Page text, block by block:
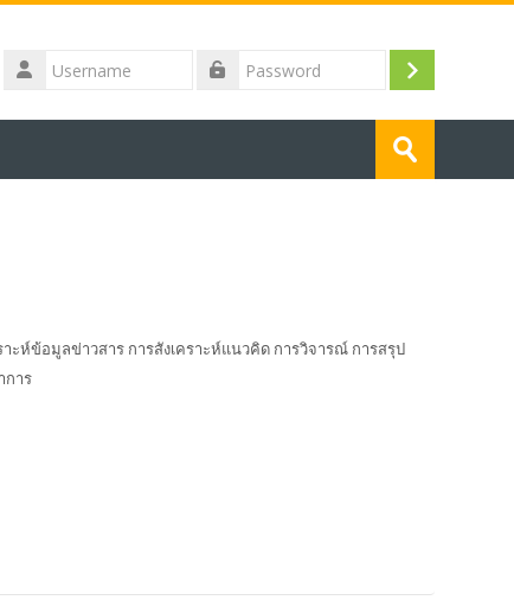
Username
Log
in
Submit
ห์ข้อมูลข่าวสาร การสังเคราะห์แนวคิด การวิจารณ์ การสรุป
การ